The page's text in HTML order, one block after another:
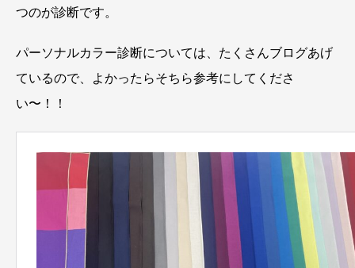
つのが診断です。
パーソナルカラー診断については、たくさんブログあげ
ているので、よかったらそちら参考にしてくださ
い〜！！